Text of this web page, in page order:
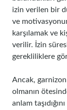
izin verilen bir
ve
karşılamak ve
verilir. İzin
gerekliliklere
Ancak,
olmanın
anlam